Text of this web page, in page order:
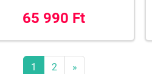
65 990 Ft
1 2 »